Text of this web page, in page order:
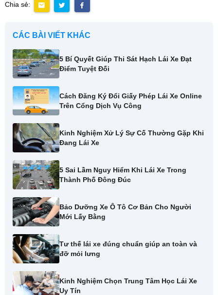
Chia sẻ:
CÁC BÀI VIẾT KHÁC
5 Bí Quyết Giúp Thi Sát Hạch Lái Xe Đạt
Điểm Tuyệt Đối
Cách Đăng Ký Đổi Giấy Phép Lái Xe Online
Trên Cổng Dịch Vụ Công
Kinh Nghiệm Xử Lý Sự Cố Thường Gặp Khi
Đang Lái Xe
5 Sai Lầm Nguy Hiểm Khi Lái Xe Trong
Thành Phố Đông Đúc
Bảo Dưỡng Xe Ô Tô Cơ Bản Cho Người
Mới Lấy Bằng
Tư thế lái xe đúng chuẩn giúp an toàn và
đỡ mỏi lưng
Kinh Nghiệm Chọn Trung Tâm Học Lái Xe
Uy Tín